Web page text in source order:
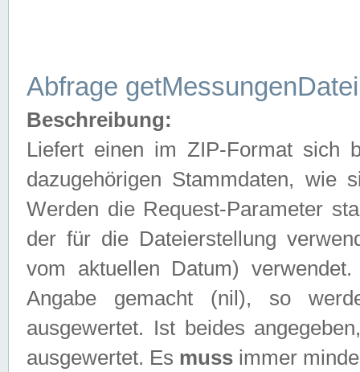
Abfrage getMessungenDatei
Beschreibung:
Liefert einen im ZIP-Format sich
dazugehörigen Stammdaten, wie
Werden die Request-Parameter
der für die Dateierstellung
vom aktuellen Datum)
Angabe gemacht (nil), so
ausgewertet. Ist beides
ausgewertet. Es muss immer